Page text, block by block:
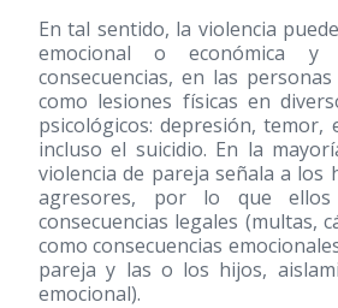
En tal sentido, la violencia
emocional o económica y
consecuencias, en las
como lesiones físicas en
psicológicos: depresión, temor,
incluso el suicidio. En la
violencia de pareja señala a los
agresores, por lo que ellos
consecuencias legales (multas,
como consecuencias
pareja y las o los hijos,
emocional).